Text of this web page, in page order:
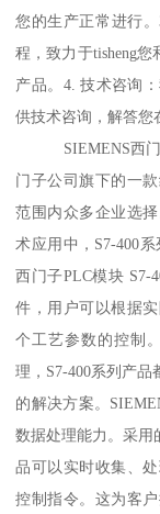
您的生产正常进行
程，致力于tisheng
产品。4. 技术咨询
供技术咨询，解答您
SIEMENS西门子
门子公司旗下的一
范围内众多企业选
术应用中，S7-400
西门子PLC模块 S7-
件，用户可以根据
个工艺参数的控制
理，S7-400系列产
的解决方案。
数据处理能力。采用
品可以实时收集、
控制指令。这为客